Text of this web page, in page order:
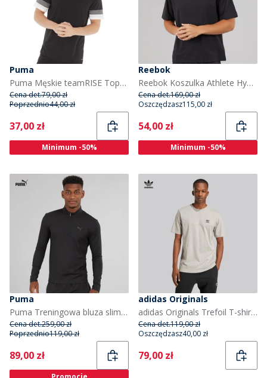
Puma
Puma Męskie teamRISE Topy sportowe do biegania Czarny
Cena det.79,00 zł
Poprzednio44,00 zł
Current
37,00 zł
Minimum -50%
Reebok
Reebok Koszulka Athlete Hype dla niego kolor Czarny
Cena det.169,00 zł
Oszczędzasz115,00 zł
Current
54,00 zł
Minimum -50%
Puma
Puma Treningowa bluza slim fit zamkiem 1/4 dla niego kolor czarny Puma
Cena det.259,00 zł
Poprzednio119,00 zł
Current
89,00 zł
adidas Originals
adidas Originals Trefoil T-shirt essentials dla niego kolor Medium Grey Heather
Cena det.119,00 zł
Oszczędzasz40,00 zł
Current
79,00 zł